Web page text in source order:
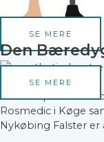
SE MERE
Den
SE MERE
Webshop
Rosmedic i Køge
Nykøbing Falster er